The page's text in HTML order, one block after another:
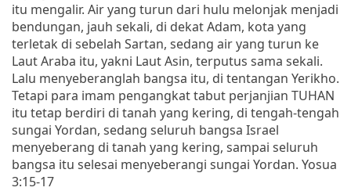
itu mengalir. Air yang turun dari hulu melonjak menjadi
bendungan, jauh sekali, di dekat Adam, kota yang
terletak di sebelah Sartan, sedang air yang turun ke
Laut Araba itu, yakni Laut Asin, terputus sama sekali.
Lalu menyeberanglah bangsa itu, di tentangan Yerikho.
Tetapi para imam pengangkat tabut perjanjian TUHAN
itu tetap berdiri di tanah yang kering, di tengah-tengah
sungai Yordan, sedang seluruh bangsa Israel
menyeberang di tanah yang kering, sampai seluruh
bangsa itu selesai menyeberangi sungai Yordan. Yosua
3:15-17